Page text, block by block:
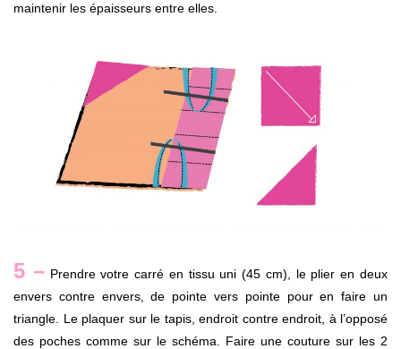
maintenir les épaisseurs entre elles.
5 –Prendre votre carré en tissu uni (45 cm), le plier en deux
envers contre envers, de pointe vers pointe pour en faire un
triangle. Le plaquer sur le tapis, endroit contre endroit, à l’opposé
des poches comme sur le schéma. Faire une couture sur les 2